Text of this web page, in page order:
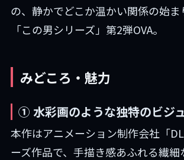
の、静かでどこか温かい関係の始ま
「この男シリーズ」第2弾OVA。
みどころ・魅力
① 水彩画のような独特のビジ
本作はアニメーション制作会社「
ーズ作品で、手描き感あふれる繊細